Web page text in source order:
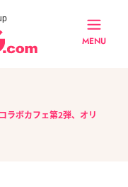
MENU
ラボカフェ第2弾、オリ